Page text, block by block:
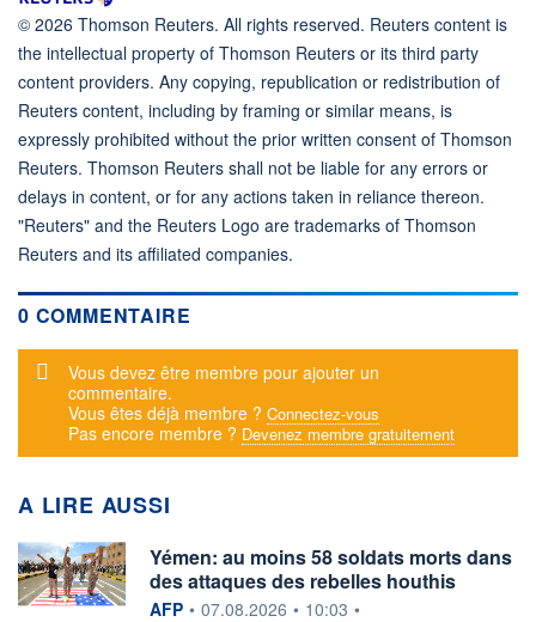
© 2026 Thomson Reuters. All rights reserved. Reuters content is
the intellectual property of Thomson Reuters or its third party
content providers. Any copying, republication or redistribution of
Reuters content, including by framing or similar means, is
expressly prohibited without the prior written consent of Thomson
Reuters. Thomson Reuters shall not be liable for any errors or
delays in content, or for any actions taken in reliance thereon.
"Reuters" and the Reuters Logo are trademarks of Thomson
Reuters and its affiliated companies.
0 COMMENTAIRE
Message d'alerte
Vous devez être membre pour ajouter un
commentaire.
Vous êtes déjà membre ? Connectez-vous
Pas encore membre ? Devenez membre gratuitement
A LIRE AUSSI
Yémen: au moins 58 soldats morts dans
des attaques des rebelles houthis
information fournie par
AFP • 07.08.2026 • 10:03 •